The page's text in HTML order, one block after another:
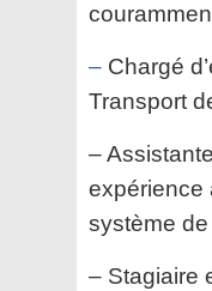
– Chargé
Transport
–
expérience
système de
– Stagiaire